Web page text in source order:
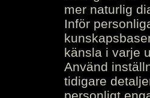
mer naturlig
Inför
känsla i varje
Använd
tidigare
personligt